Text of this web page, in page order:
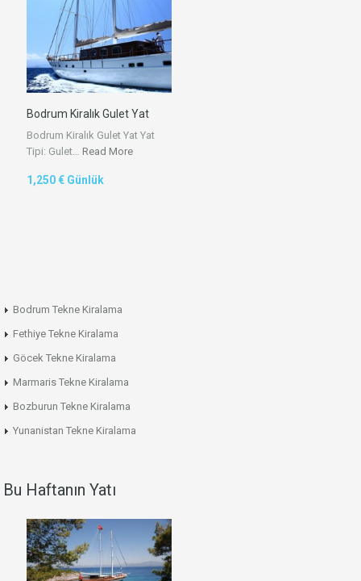
Bodrum Kiralık Gulet Yat
Bodrum Kiralık Gulet Yat Yat
Tipi: Gulet… Read More
1,250 € Günlük
Bodrum Tekne Kiralama
Fethiye Tekne Kiralama
Göcek Tekne Kiralama
Marmaris Tekne Kiralama
Bozburun Tekne Kiralama
Yunanistan Tekne Kiralama
Bu Haftanın Yatı